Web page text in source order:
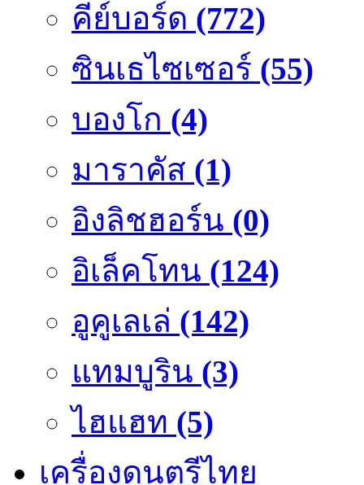
คีย์บอร์ด (772)
ซินเธไซเซอร์ (55)
บองโก (4)
มาราคัส (1)
อิงลิชฮอร์น (0)
อิเล็คโทน (124)
อูคูเลเล่ (142)
แทมบูริน (3)
ไฮแฮท (5)
เครื่องดนตรีไทย